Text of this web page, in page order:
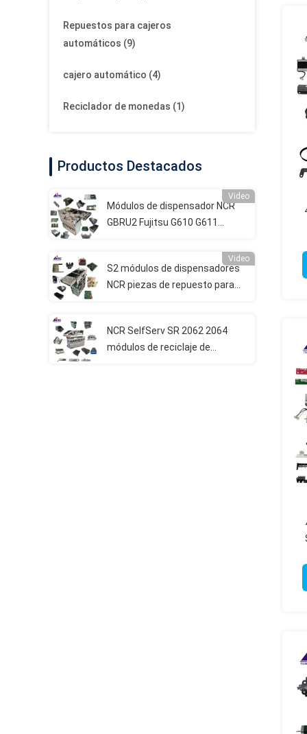
Repuestos para cajeros
automáticos (9)
cajero automático (4)
Reciclador de monedas (1)
Productos Destacados
Video
Módulos de dispensador NCR
GBRU2 Fujitsu G610 G611
Video
S2 módulos de dispensadores
NCR piezas de repuesto para
bancarios
NCR SelfServ SR 2062 2064
módulos de reciclaje de